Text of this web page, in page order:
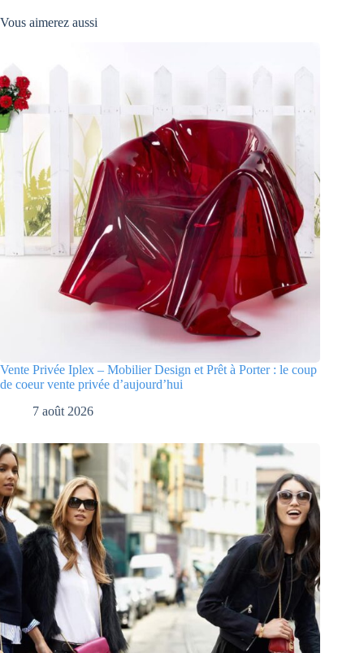
Vous aimerez aussi
Vente Privée Iplex – Mobilier Design et Prêt à Porter : le coup
de coeur vente privée d’aujourd’hui
7 août 2026